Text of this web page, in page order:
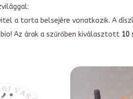
a torta belsejére vonatkozik. A
Az árak a szűrőben kiválasztott 10